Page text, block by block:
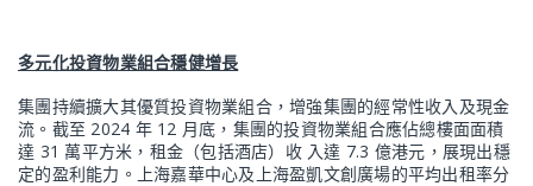
多元化投資物業組合穩健增長
集團持續擴大其優質投資物業組合，增強集團的經常性收入及現金
流。截至 2024 年 12 月底，集團的投資物業組合應佔總樓面面積
達 31 萬平方米，租金（包括酒店）收 入達 7.3 億港元，展現出穩
定的盈利能力。上海嘉華中心及上海盈凱文創廣場的平均出租率分